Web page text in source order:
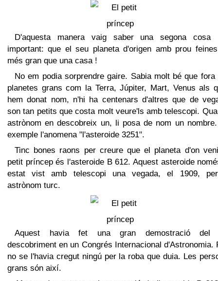
D'aquesta manera vaig saber una segona cosa
important: que el seu planeta d'origen amb prou
més gran que una casa !
No em podia sorprendre gaire. Sabia molt bé que fora
planetes grans com la Terra, Júpiter, Mart, Venus als
hem donat nom, n'hi ha centenars d'altres que de
son tan petits que costa molt veure'ls amb telescopi.
astrònom en descobreix un, li posa de nom un
exemple l'anomena "l'asteroide 3251".
Tinc bones raons per creure que el planeta d'on
petit príncep és l'asteroide B 612. Aquest asteroide
estat vist amb telescopi una vegada, el 1909,
astrònom turc.
Aquest havia fet una gran demostració del
descobriment en un Congrés Internacional d'Astronomia.
no se l'havia cregut ningú per la roba que duia. Les
grans són així.